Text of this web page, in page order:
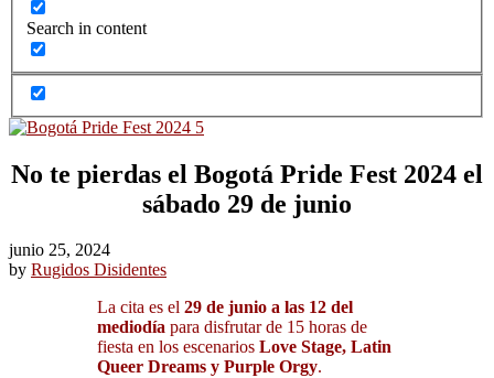
Search in content
No te pierdas el Bogotá Pride Fest 2024 el
sábado 29 de junio
junio 25, 2024
by Rugidos Disidentes
La cita es el 29 de junio a las 12 del
mediodía para disfrutar de 15 horas de
fiesta en los escenarios Love Stage, Latin
Queer Dreams y Purple Orgy.